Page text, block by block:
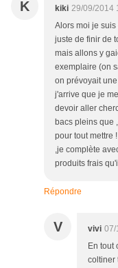
K kiki 29/09/2014
Alors moi je
juste de finir de
mais allons y
exemplaire (on
on prévoyait
j'arrive que je
devoir aller
bacs pleins que
pour tout mettre
,je complète
produits frais
Répondre
V vivi 07/
En tout
coltiner